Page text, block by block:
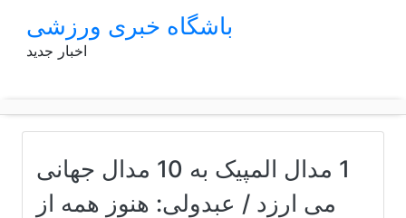
باشگاه خبری ورزشی
اخبار جدید
1 مدال المپیک به 10 مدال جهانی
می ارزد / عبدولی: هنوز همه از